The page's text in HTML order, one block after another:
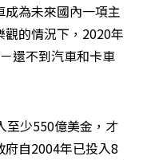
為未來國內一項主
的情況下，2020年
還不到汽車和卡車
至少550億美金，才
自2004年已投入8